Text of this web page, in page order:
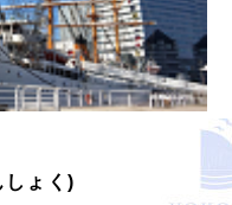
ょく)